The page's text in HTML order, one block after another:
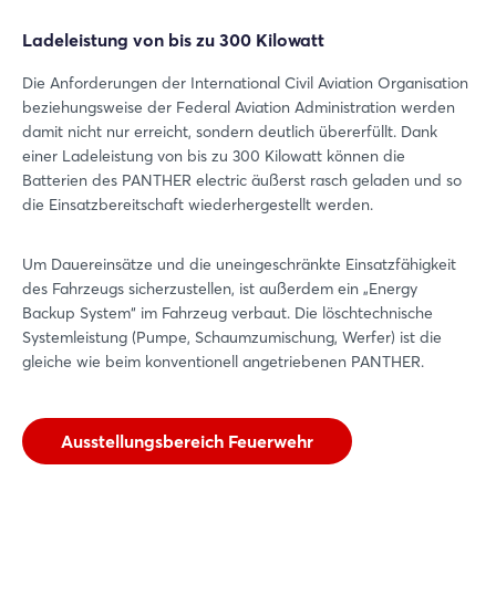
Ladeleistung von bis zu 300 Kilowatt
Die Anforderungen der International Civil Aviation Organisation
beziehungsweise der Federal Aviation Administration werden
damit nicht nur erreicht, sondern deutlich übererfüllt. Dank
einer Ladeleistung von bis zu 300 Kilowatt können die
Batterien des PANTHER electric äußerst rasch geladen und so
die Einsatzbereitschaft wiederhergestellt werden.
Um Dauereinsätze und die uneingeschränkte Einsatzfähigkeit
des Fahrzeugs sicherzustellen, ist außerdem ein „Energy
Backup System“ im Fahrzeug verbaut. Die löschtechnische
Systemleistung (Pumpe, Schaumzumischung, Werfer) ist die
gleiche wie beim konventionell angetriebenen PANTHER.
Ausstellungsbereich Feuerwehr